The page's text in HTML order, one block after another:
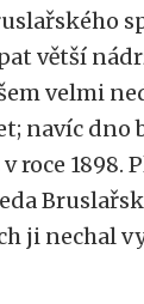
větší
velmi
navíc
roce 1898.
ji nechal